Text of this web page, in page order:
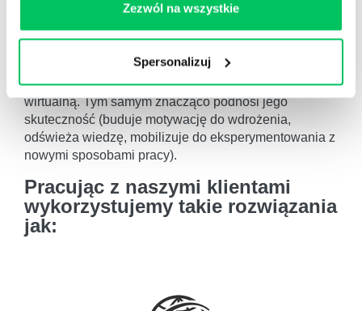
Zezwól na wszystkie
Spersonalizuj
DIGITAL LEARNING
(Cyfrowe rozwiązania rozwojowe)
daje ogromne możliwości na rozszerzenie procesu
rozwojowego poza salę szkoleniową – tradycyjną czy
wirtualną. Tym samym znacząco podnosi jego
skuteczność (buduje motywację do wdrożenia,
odświeża wiedzę, mobilizuje do eksperymentowania z
nowymi sposobami pracy).
Pracując z naszymi klientami
wykorzystujemy takie rozwiązania
jak: